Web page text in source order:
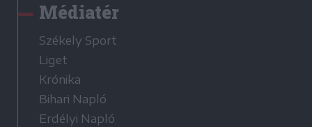
Médiatér
Székely Sport
Liget
Krónika
Bihari Napló
Erdélyi Napló